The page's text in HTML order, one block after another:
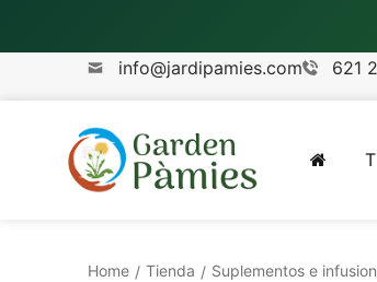
info@jardipamies.com
621
Home / Tienda / Suplementos e